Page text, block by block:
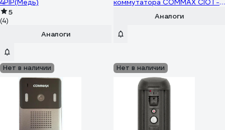
4PIP(Медь)
5
(4)
Аналоги
коммутатора COMMAX CIOT-
1020MSilver+Blue/D20P/H4L2
D20P/CIOT-H4L2
Аналоги
Нет в наличии Нет в наличии